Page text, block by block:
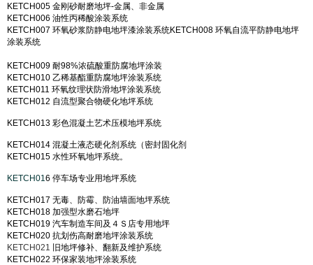
KETCH005 金刚砂耐磨地坪-金属、非金属
KETCH006 油性丙稀酸涂装系统
KETCH007 环氧砂浆防静电地坪漆涂装系统KETCH008 环氧自流平防静电地坪
涂装系统
KETCH009 耐98%浓硫酸重防腐地坪涂装
KETCH010 乙稀基酯重防腐地坪涂装系统
KETCH011 环氧纹理状防滑地坪涂装系统
KETCH012 自流型聚合物硬化地坪系统
KETCH013 彩色混凝土艺术压模地坪系统
KETCH014 混凝土液态硬化剂系统（密封固化剂
KETCH015 水性环氧地坪系统。
KETCH016 停车场专业用地坪系统
KETCH017 无毒、防霉、防油墙面地坪系统
KETCH018 加强型水磨石地坪
KETCH019 汽车制造车间及４Ｓ店专用地坪
KETCH020 抗划伤高耐磨地坪涂装系统
KETCH021
旧地坪修补、翻新及维护系统
KETCH022 环保家装地坪涂装系统